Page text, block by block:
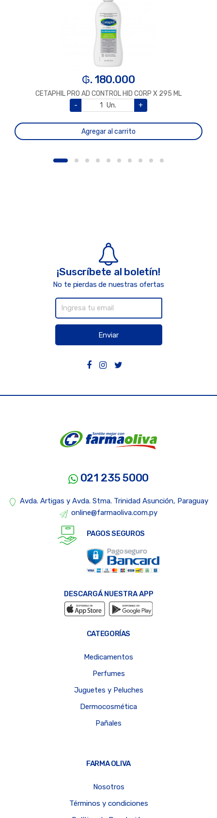
₲. 180.000
CETAPHIL PRO AD CONTROL HID CORP X 295 ML
-
Un. +
Agregar al carrito
¡Suscríbete al boletín!
No te pierdas de nuestras ofertas
Enviar
021 235 5000
Avda. Artigas y Avda. Stma. Trinidad Asunción, Paraguay
online@farmaoliva.com.py
PAGOS SEGUROS
DESCARGÁ NUESTRA APP
CATEGORÍAS
Medicamentos
Perfumes
Juguetes y Peluches
Dermocosmética
Pañales
FARMA OLIVA
Nosotros
Términos y condiciones